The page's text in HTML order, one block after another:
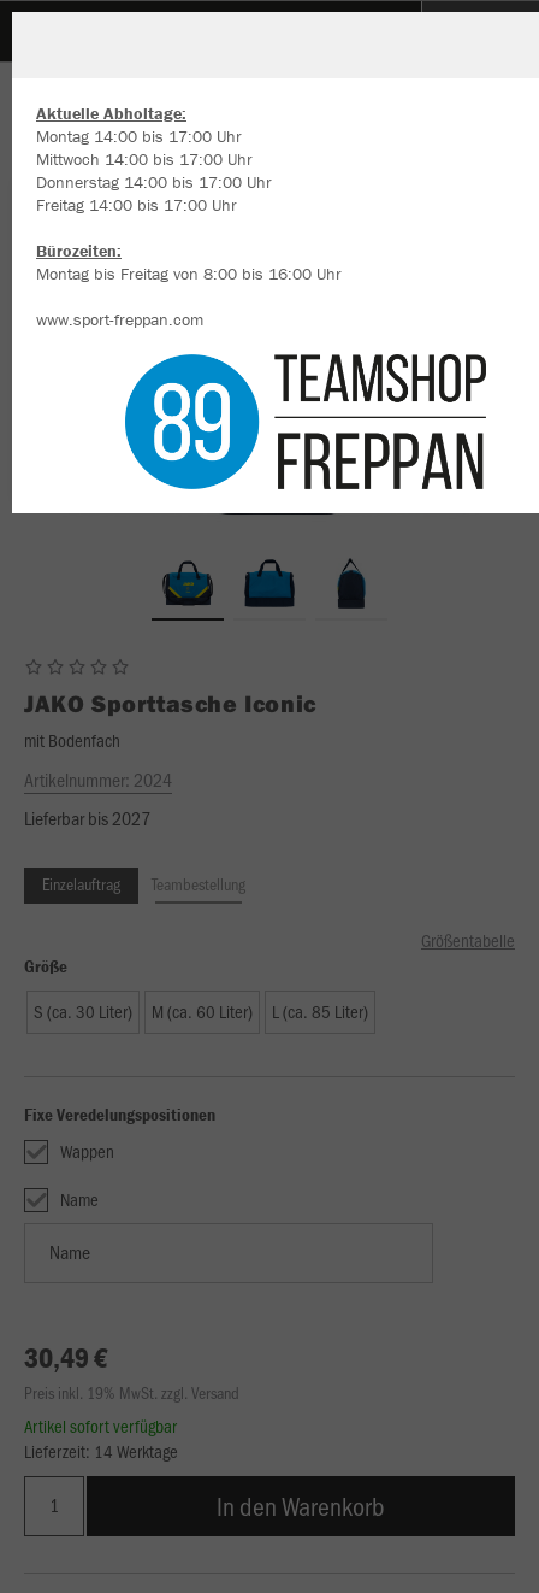
JAKO Sporttasche Iconic
mit Bodenfach
Artikelnummer: 2024
Lieferbar bis 2027
Einzelauftrag Teambestellung
Größentabelle
Größe
S (ca. 30 Liter) M (ca. 60 Liter) L (ca. 85 Liter)
Fixe Veredelungspositionen
Wappen
Name
30,49 €
Preis inkl. 19% MwSt. zzgl. Versand
Artikel sofort verfügbar
Lieferzeit: 14 Werktage
In den Warenkorb
Aktuelle Abholtage:
Montag 14:00 bis 17:00 Uhr
Mittwoch 14:00 bis 17:00 Uhr
Donnerstag 14:00 bis 17:00 Uhr
Freitag 14:00 bis 17:00 Uhr
Bürozeiten:
Montag bis Freitag von 8:00 bis 16:00 Uhr
www.sport-freppan.com
Wir verwenden Cookies
Inhalte anzeigen und unsere Website verbessern. Weitere
zu den Cookies findest Du in den Einstellungen.
Alle ablehnen
mehr Infos
Datenschutz
Impressum